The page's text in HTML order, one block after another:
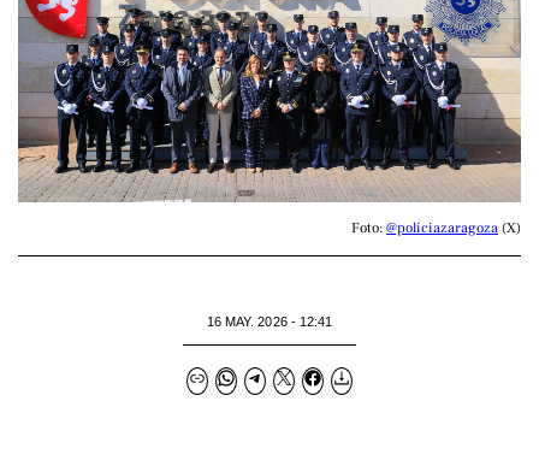
Foto: @policiazaragoza (X)
16 MAY. 2026 - 12:41